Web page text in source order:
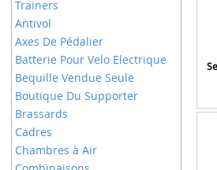
Columbus
Cuque
Dare 2b
Deuba
Digicharge
Diverse
Duramaxx
Dyu
Eleery
Trainers
Antivol
Axes De Pédalier
Batterie Pour Velo Electrique
Bequille Vendue Seule
Boutique Du Supporter
Brassards
Cadres
Chambres à Air